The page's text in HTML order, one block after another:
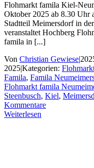
Flohmarkt famila Kiel-
Oktober 2025 ab 8.30 Uhr
Stadtteil Meimersdorf in
veranstaltet Hochberg
famila in [...]
Von Christian Gewiese|
2025|Kategorien:
Famila, Famila
Flohmarkt famila
Steenbusch, Kiel,
Kommentare
Weiterlesen